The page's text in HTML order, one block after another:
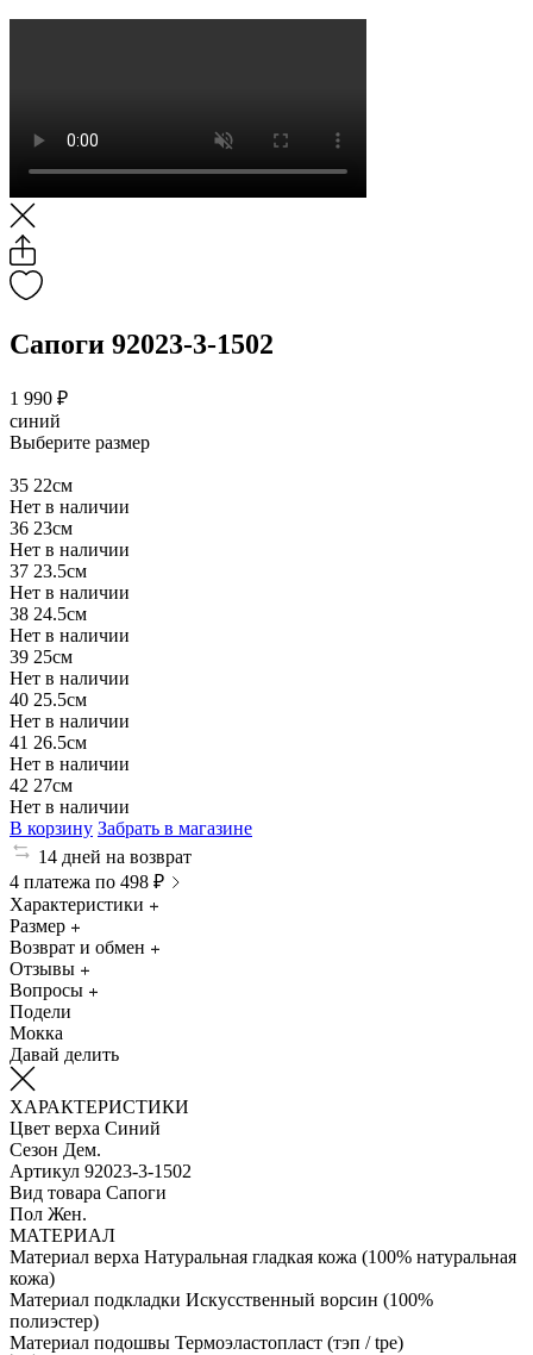
Сапоги 92023-3-1502
1 990 ₽
синий
Выберите размер
35 22см
Нет в наличии
36 23см
Нет в наличии
37 23.5см
Нет в наличии
38 24.5см
Нет в наличии
39 25см
Нет в наличии
40 25.5см
Нет в наличии
41 26.5см
Нет в наличии
42 27см
Нет в наличии
В корзину Забрать в магазине
14 дней на возврат
4 платежа по 498 ₽
Характеристики
Размер
Возврат и обмен
Отзывы
Вопросы
Подели
Мокка
Давай делить
ХАРАКТЕРИСТИКИ
Цвет верха Синий
Сезон Дем.
Артикул 92023-3-1502
Вид товара Сапоги
Пол Жен.
МАТЕРИАЛ
Материал верха Натуральная гладкая кожа (100% натуральная
кожа)
Материал подкладки Искусственный ворсин (100%
полиэстер)
Материал подошвы Термоэластопласт (тэп / tpe)